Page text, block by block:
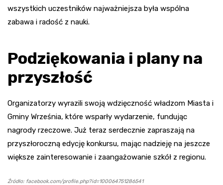
wszystkich uczestników najważniejsza była wspólna
zabawa i radość z nauki.
Podziękowania i plany na
przyszłość
Organizatorzy wyrazili swoją wdzięczność władzom Miasta i
Gminy Września, które wsparły wydarzenie, fundując
nagrody rzeczowe. Już teraz serdecznie zapraszają na
przyszłoroczną edycję konkursu, mając nadzieję na jeszcze
większe zainteresowanie i zaangażowanie szkół z regionu.
Źródło: facebook.com/profile.php?id=100064751286541